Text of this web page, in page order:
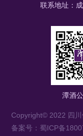
联系地址：
潭酒
Copyright© 2022 四
备案号：蜀ICP备